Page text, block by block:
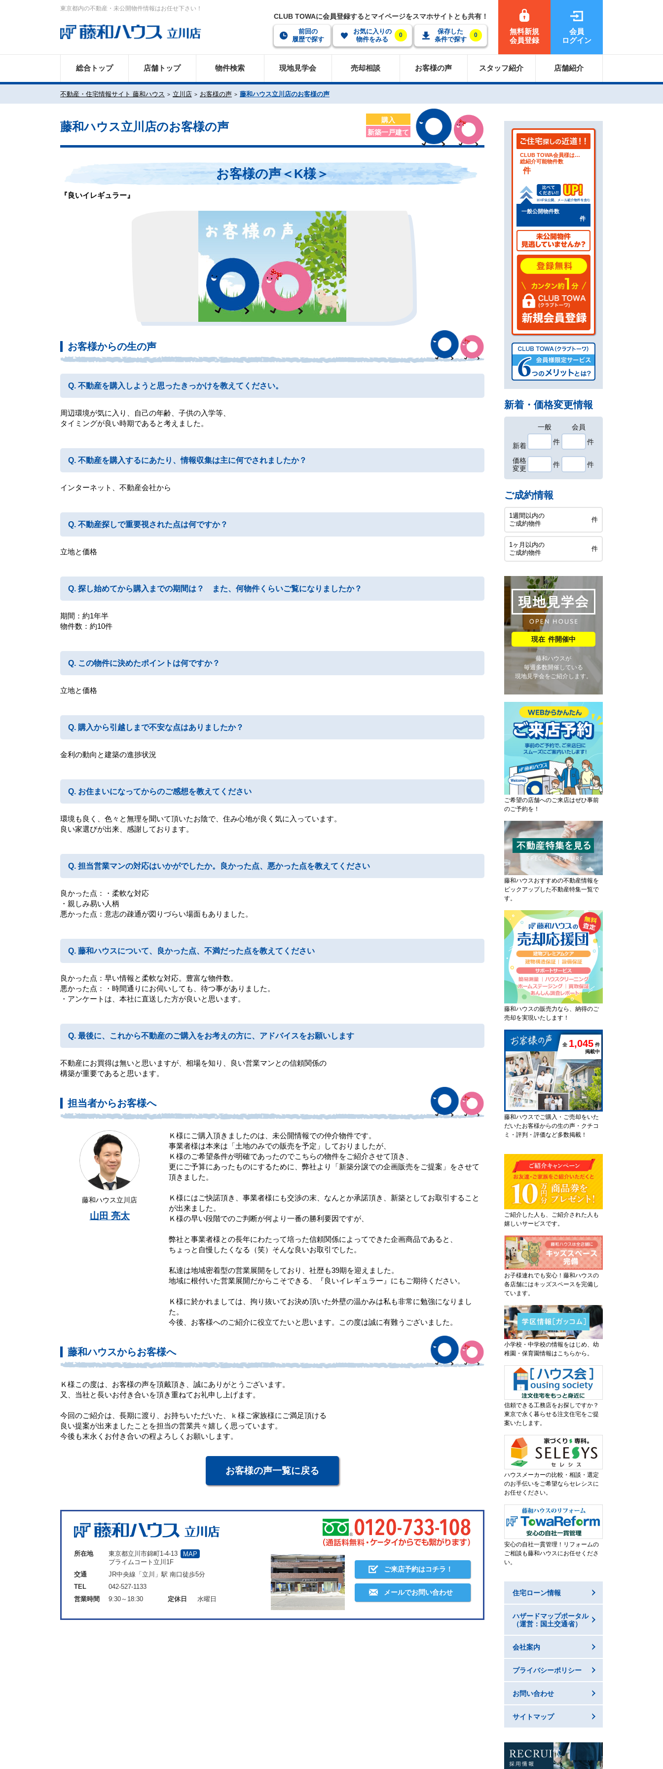
東京都内の不動産・未公開物件情報はお任せ下さい！
CLUB TOWAに会員登録するとマイページをスマホサイトとも共有！
前回の
履歴で探す
お気に入りの
物件をみる
0
保存した
条件で探す
0
無料新規
会員登録
会員
ログイン
総合トップ 店舗トップ 物件検索 現地見学会 売却相談 お客様の声 スタッフ紹介 店舗紹介
不動産・住宅情報サイト 藤和ハウス 立川店 お客様の声 藤和ハウス立川店のお客様の声
藤和ハウス立川店のお客様の声
購入
新築一戸建て
お客様の声＜K様＞
『良いイレギュラー』
お客様からの生の声
不動産を購入しようと思ったきっかけを教えてください。
周辺環境が気に入り、自己の年齢、子供の入学等、
タイミングが良い時期であると考えました。
不動産を購入するにあたり、情報収集は主に何でされましたか？
インターネット、不動産会社から
不動産探しで重要視された点は何ですか？
立地と価格
探し始めてから購入までの期間は？ また、何物件くらいご覧になりましたか？
期間：約1年半
物件数：約10件
この物件に決めたポイントは何ですか？
立地と価格
購入から引越しまで不安な点はありましたか？
金利の動向と建築の進捗状況
お住まいになってからのご感想を教えてください
環境も良く、色々と無理を聞いて頂いたお陰で、住み心地が良く気に入っています。
良い家選びが出来、感謝しております。
担当営業マンの対応はいかがでしたか。良かった点、悪かった点を教えてください
良かった点：・柔軟な対応
・親しみ易い人柄
悪かった点：意志の疎通が図りづらい場面もありました。
藤和ハウスについて、良かった点、不満だった点を教えてください
良かった点：早い情報と柔軟な対応。豊富な物件数。
悪かった点：・時間通りにお伺いしても、待つ事がありました。
・アンケートは、本社に直送した方が良いと思います。
最後に、これから不動産のご購入をお考えの方に、アドバイスをお願いします
不動産にお買得は無いと思いますが、相場を知り、良い営業マンとの信頼関係の
構築が重要であると思います。
担当者からお客様へ
藤和ハウス立川店
山田 亮太
Ｋ様にご購入頂きましたのは、未公開情報での仲介物件です。
事業者様は本来は「土地のみでの販売を予定」しておりましたが、
Ｋ様のご希望条件が明確であったのでこちらの物件をご紹介させて頂き、
更にご予算にあったものにするために、弊社より「新築分譲での企画販売をご提案」をさせて
頂きました。
Ｋ様にはご快諾頂き、事業者様にも交渉の末、なんとか承諾頂き、新築としてお取引すること
が出来ました。
Ｋ様の早い段階でのご判断が何より一番の勝利要因ですが、
弊社と事業者様との長年にわたって培った信頼関係によってできた企画商品であると、
ちょっと自慢したくなる（笑）そんな良いお取引でした。
私達は地域密着型の営業展開をしており、社歴も39期を迎えました。
地域に根付いた営業展開だからこそできる、『良いイレギュラー』にもご期待ください。
Ｋ様に於かれましては、拘り抜いてお決め頂いた外壁の温かみは私も非常に勉強になりまし
た。
今後、お客様へのご紹介に役立てたいと思います。この度は誠に有難うございました。
藤和ハウスからお客様へ
Ｋ様この度は、お客様の声を頂戴頂き、誠にありがとうございます。
又、当社と長いお付き合いを頂き重ねてお礼申し上げます。
今回のご紹介は、長期に渡り、お持ちいただいた、ｋ様ご家族様にご満足頂ける
良い提案が出来ましたことを担当の営業共々嬉しく思っています。
今後も末永くお付き合いの程よろしくお願いします。
お客様の声一覧に戻る
所在地
東京都立川市錦町1-4-13
プライムコート立川1F
MAP
交通
JR中央線「立川」駅 南口徒歩5分
TEL
042-527-1133
営業時間
9:30～18:30 定休日 水曜日
ご来店予約はコチラ！
メールでお問い合わせ
CLUB TOWA会員様は…
総紹介可能物件数
件
一般公開物件数
件
新着・価格変更情報
一般 会員
新着
件 件
価格
変更
件 件
ご成約情報
1週間以内の
ご成約物件
件
1ヶ月以内の
ご成約物件
件
件開催中
藤和ハウスが
毎週多数開催している
現地見学会をご紹介します。
ご希望の店舗へのご来店はぜひ事前
のご予約を！
藤和ハウスおすすめの不動産情報を
ピックアップした不動産特集一覧で
す。
藤和ハウスの販売力なら、納得のご
売却を実現いたします！
全 1,045 件
掲載中
藤和ハウスでご購入・ご売却をいた
だいたお客様からの生の声・クチコ
ミ・評判・評価など多数掲載！
ご紹介した人も、ご紹介された人も
嬉しいサービスです。
お子様連れでも安心！藤和ハウスの
各店舗にはキッズスペースを完備し
ています。
小学校・中学校の情報をはじめ、幼
稚園・保育園情報はこちらから。
信頼できる工務店をお探しですか？
東京で永く暮らせる注文住宅をご提
案いたします。
ハウスメーカーの比較・相談・選定
のお手伝いをご希望ならセレシスに
お任せください。
安心の自社一貫管理！リフォームの
ご相談も藤和ハウスにお任せくださ
い。
住宅ローン情報
ハザードマップポータル
（運営：国土交通省）
会社案内
プライバシーポリシー
お問い合わせ
サイトマップ